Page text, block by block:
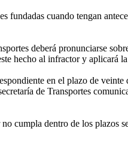
cuando tengan
deberá pronunciarse
hecho al infractor y
en el plazo de
de Transportes
cumpla dentro de los plazos